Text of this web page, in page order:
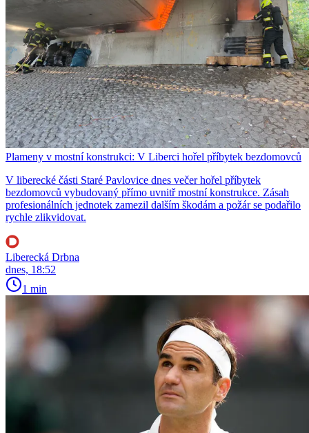
Plameny v mostní konstrukci: V Liberci hořel příbytek bezdomovců
V liberecké části Staré Pavlovice dnes večer hořel příbytek
bezdomovců vybudovaný přímo uvnitř mostní konstrukce. Zásah
profesionálních jednotek zamezil dalším škodám a požár se podařilo
rychle zlikvidovat.
Liberecká Drbna
dnes, 18:52
1 min